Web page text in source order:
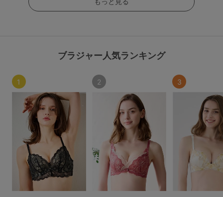
ブラジャー人気ランキング
1 2 3